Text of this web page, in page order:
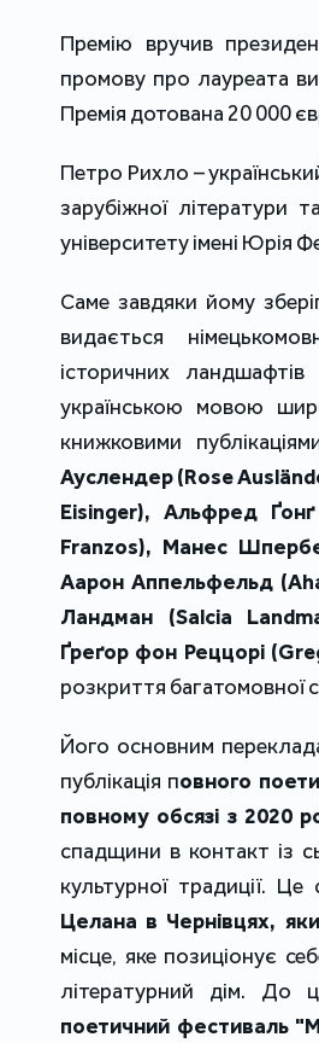
Премію вручив
промову про лауреата
Премія дотована 20 000
Петро Рихло –
зарубіжної літератури
університету імені Юрія
Саме завдяки йому
видається
історичних
українською мовою
книжковими
Ауслендер (Rose
Eisinger), Альфред
Franzos), Манес
Аарон Аппельфельд
Ландман (Salcia
Ґреґор фон Реццорі
розкриття багатомовної
Його основним
публікація повного
повному обсязі з 2020
спадщини в контакт із
культурної традиції. Це
Целана в Чернівцях,
місце, яке позиціонує
літературний дім. До
поетичний фестиваль